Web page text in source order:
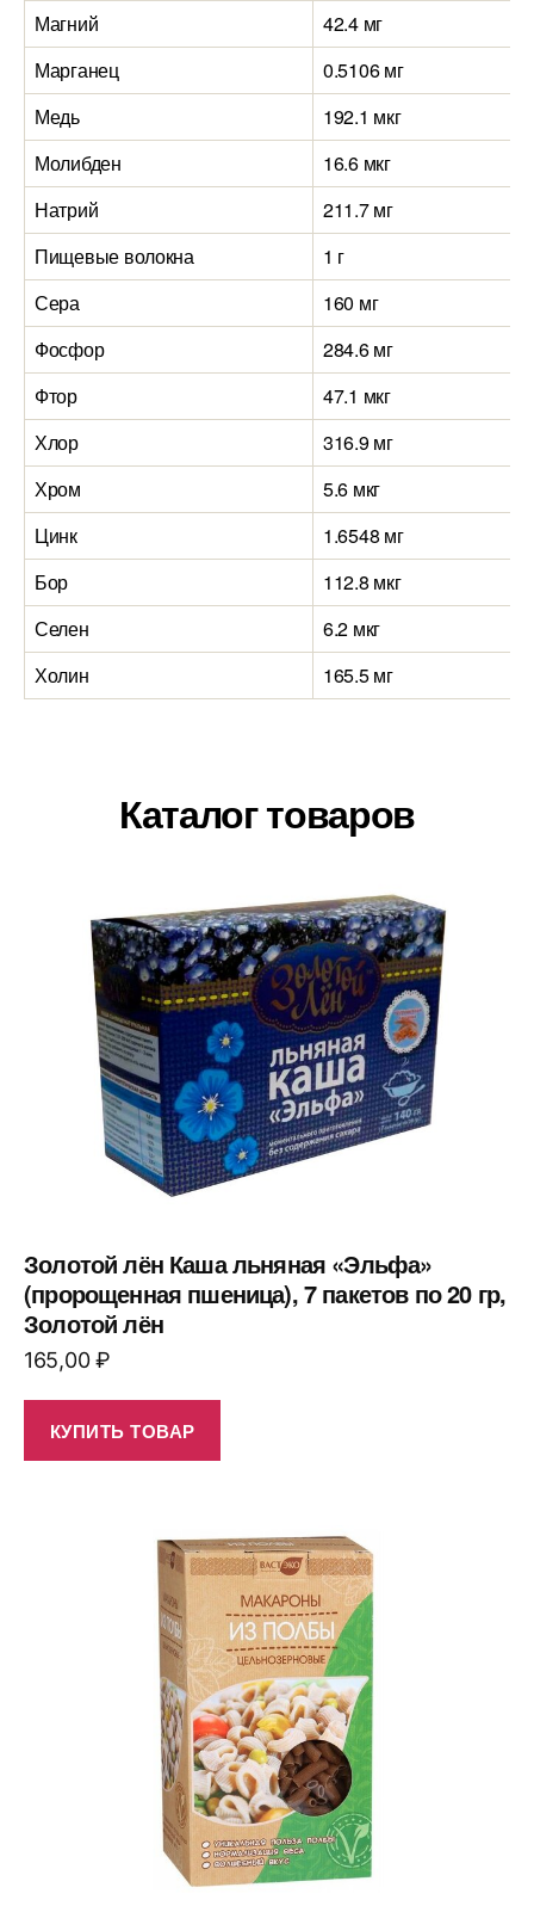
Магний
42.4 мг
Марганец
0.5106 мг
Медь
192.1 мкг
Молибден
16.6 мкг
Натрий
211.7 мг
Пищевые волокна
1 г
Сера
160 мг
Фосфор
284.6 мг
Фтор
47.1 мкг
Хлор
316.9 мг
Хром
5.6 мкг
Цинк
1.6548 мг
Бор
112.8 мкг
Селен
6.2 мкг
Холин
165.5 мг
Каталог товаров
Золотой лён Каша льняная «Эльфа»
(пророщенная пшеница), 7 пакетов по 20 гр,
Золотой лён
165,00₽
КУПИТЬ ТОВАР